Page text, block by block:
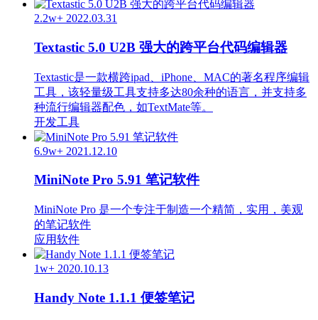
2.2w+ 2022.03.31
Textastic 5.0 U2B 强大的跨平台代码编辑器
Textastic是一款横跨ipad、iPhone、MAC的著名程序编辑
工具，该轻量级工具支持多达80余种的语言，并支持多
种流行编辑器配色，如TextMate等。
开发工具
6.9w+ 2021.12.10
MiniNote Pro 5.91 笔记软件
MiniNote Pro 是一个专注于制造一个精简，实用，美观
的笔记软件
应用软件
1w+ 2020.10.13
Handy Note 1.1.1 便签笔记